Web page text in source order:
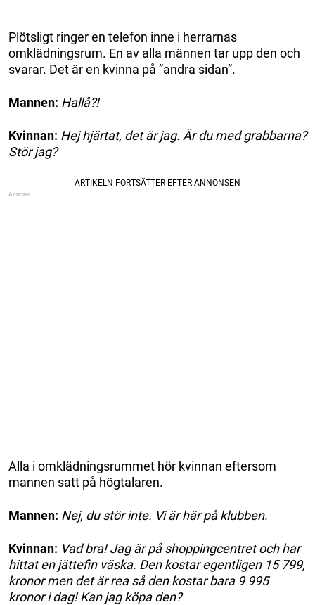
Plötsligt ringer en telefon inne i herrarnas
omklädningsrum. En av alla männen tar upp den och
svarar. Det är en kvinna på ”andra sidan”.
Mannen: Hallå?!
Kvinnan: Hej hjärtat, det är jag. Är du med grabbarna?
Stör jag?
Alla i omklädningsrummet hör kvinnan eftersom
mannen satt på högtalaren.
Mannen: Nej, du stör inte. Vi är här på klubben.
Kvinnan: Vad bra! Jag är på shoppingcentret och har
hittat en jättefin väska. Den kostar egentligen 15 799,
kronor men det är rea så den kostar bara 9 995
kronor i dag! Kan jag köpa den?